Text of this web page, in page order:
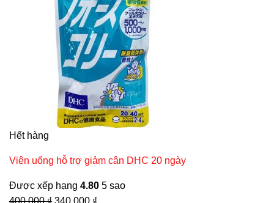
Hết hàng
Viên uống hỗ trợ giảm cân DHC 20 ngày
Được xếp hạng 4.805 sao
400,000₫ Giá
340,000 ₫Giá